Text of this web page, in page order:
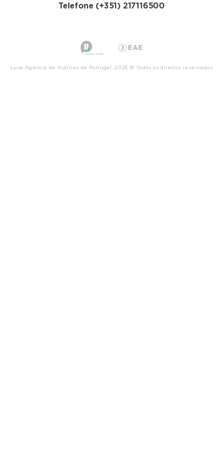
Telefone (+351) 217116500
Lusa Agência de Notícias de Portugal, 2026 © Todos os direitos reservados